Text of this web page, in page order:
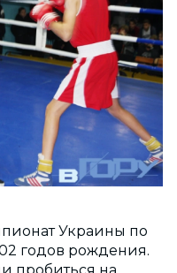
Украины по
годов рождения.